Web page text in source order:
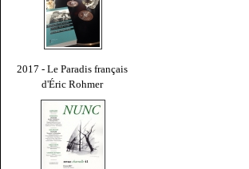
2017 - Le Paradis français
d'Éric Rohmer